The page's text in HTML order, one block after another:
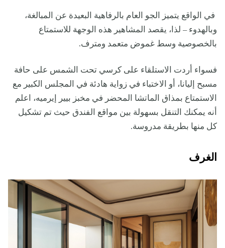
في الواقع يتميز الجو العام بالرفاهية البعيدة عن المبالغة،
وبالهدوء – لذا، يقصد المشاهير هذه الوجهة للاستمتاع
بالخصوصية وسط غموض متعمد ومترف.
فسواء أردت الاستلقاء على كرسي تحت الشمس على حافة
مسبح إليانا، أو الاختباء في زواية هادئة في المجلس الكبير مع
الاستمتاع بمذاق الماتشا المحضر في مخبز بيير إيرميه، اعلم
أنه يمكنك التنقل بسهولة بين مواقع الفندق حيث تم تشكيل
كل منها بطريقة مدروسة.
الغرف